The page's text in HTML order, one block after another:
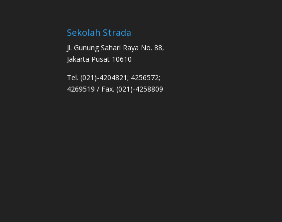
Sekolah Strada
Jl. Gunung Sahari Raya No. 88,
Jakarta Pusat 10610
Tel. (021)-4204821; 4256572;
4269519 / Fax. (021)-4258809